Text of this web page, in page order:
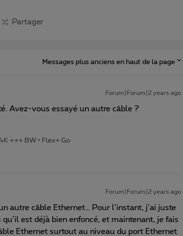
Partager
Messages plus anciens en haut de la page
Forum|Forum|2 years ago
Avez-vous essayé un autre câble ?
+++ BW • Flex+ Go
Forum|Forum|2 years ago
autre câble Ethernet… Pour l’instant, j’ai juste
est déjà bien enfoncé, et maintenant, je fais
Ethernet surtout au niveau du port Ethernet